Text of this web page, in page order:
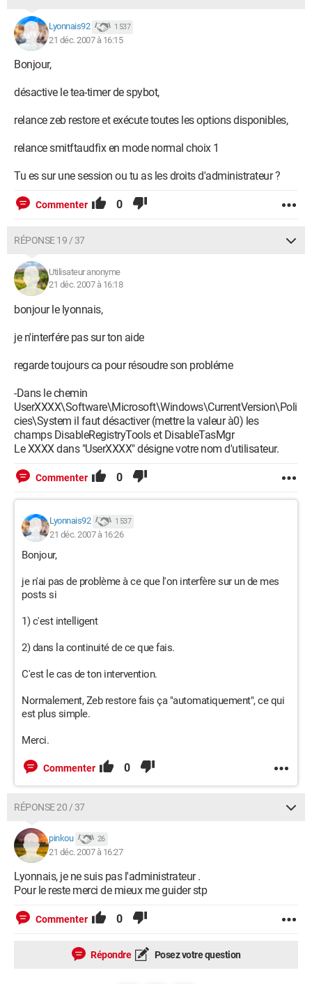
Lyonnais92 1 537
21 déc. 2007 à 16:15
Bonjour,
désactive le tea-timer de spybot,
relance zeb restore et exécute toutes les options disponibles,
relance smitftaudfix en mode normal choix 1
Tu es sur une session ou tu as les droits d'administrateur ?
Commenter 0
RÉPONSE 19 / 37
Utilisateur anonyme
21 déc. 2007 à 16:18
bonjour le lyonnais,
je n'interfére pas sur ton aide
regarde toujours ca pour résoudre son probléme
-Dans le chemin
UserXXXX\Software\Microsoft\Windows\CurrentVersion\Poli
cies\System il faut désactiver (mettre la valeur à0) les
champs DisableRegistryTools et DisableTasMgr
Le XXXX dans "UserXXXX" désigne votre nom d'utilisateur.
Commenter 0
Lyonnais92 1 537
21 déc. 2007 à 16:26
Bonjour,
je n'ai pas de problème à ce que l'on interfère sur un de mes
posts si
1) c'est intelligent
2) dans la continuité de ce que fais.
C'est le cas de ton intervention.
Normalement, Zeb restore fais ça "automatiquement", ce qui
est plus simple.
Merci.
Commenter 0
RÉPONSE 20 / 37
pinkou 26
21 déc. 2007 à 16:27
Lyonnais, je ne suis pas l'administrateur .
Pour le reste merci de mieux me guider stp
Commenter 0
Répondre Posez votre question